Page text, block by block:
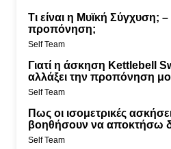
Τι είναι η Μυϊκή Σύγχυση;
προπόνηση;
Self Team
Γιατί η άσκηση Kettlebell
αλλάξει την προπόνηση
Self Team
Πως οι ισομετρικές
βοηθήσουν να αποκτήσω
Self Team